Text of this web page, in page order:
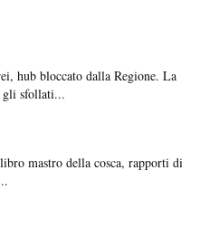
hub bloccato dalla Regione. La
gli sfollati...
mastro della cosca, rapporti di